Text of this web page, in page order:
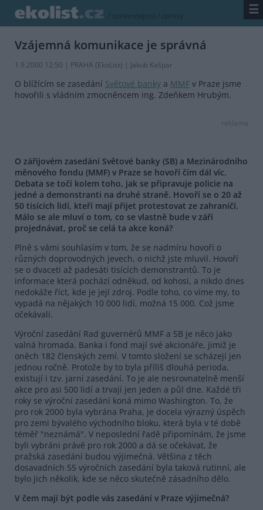
/ zpravodajství / zprávy ☰
Vzájemná komunikace je správná
1.9.2000 12:50 | PRAHA (EkoList) | Jakub Kašpar
O blížícím se zasedání Světové banky a MMF v Praze jsme
hovořili s vládním zmocněncem ing. Zdeňkem Hrubým.
reklama
O zářijovém zasedání Světové banky (SB) a Mezinárodního
měnového fondu (MMF) v Praze se hovoří čím dál víc.
Debata se točí kolem toho, jak se připravuje policie na
jedné a demonstranti na druhé straně. Hovoří se o 20 až
50 tisících lidí, kteří mají přijet protestovat ze zahraničí.
Málo se ale mluví o tom, co se vlastně bude v září
projednávat, proč se celá ta akce koná?
Plně s vámi souhlasím v tom, že se nadmíru hovoří o
různých doprovodných jevech, o nichž jste mluvil. Hovoří
se o dvaceti až padesáti tisících demonstrantů. To je
informace která pochází odněkud, od kohosi, a nikdo dnes
nedokáže říct, kde je její zdroj. Podle toho, co víme my, to
vypadá na nějakých 10 000 lidí, možná 15 000. Což jsme
očekávali.
Výroční zasedání Rad guvernérů MMF a SB je něco jako
valná hromada. Banka i fond mají své akcionáře, jimiž je
oněch 182 členských zemí. V tomto složení se scházejí jen
jednou ročně. Protože by to byla příliš dlouhá perioda,
existují i tzv. jarní zasedání. To je ale nesrovnatelně menší
akce pro asi 500 lidí a trvají jen jeden a půl dne. Každé tři
roky se výroční zasedání koná mimo Washington. To, že
pro rok 2000 byla vybrána Praha, je docela výrazný úspěch
pro zemi bývalého východního bloku, která byla v té době
téměř "neznámá". V neposlední řadě připomínám, že jsme
byli vybráni právě pro rok 2000 a dá se očekávat, že
pražská zasedání budou výjimečná. Většina z těch
dosavadních 55 výročních zasedání byla taková rutinní, ale
bylo jich několik, kde se něco skutečně zásadního dělo.
V čem mají být podle vás zasedání v Praze výjimečná?